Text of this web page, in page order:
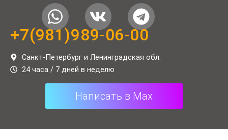
W
h
a
t
s
p
p
V
k
T
e
l
e
g
r
a
m
+7(981)989-06-00
Санкт-Петербург и Ленинградская обл.
24 часа / 7 дней в неделю
Написать в Max